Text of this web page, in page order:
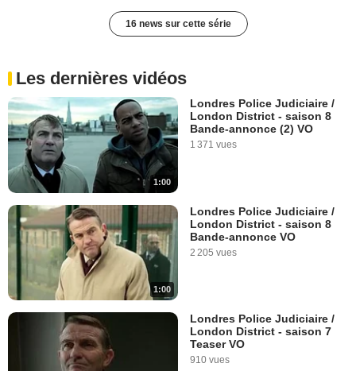
16 news sur cette série
Les dernières vidéos
1:00
Londres Police Judiciaire /
London District - saison 8
Bande-annonce (2) VO
1 371 vues
1:00
Londres Police Judiciaire /
London District - saison 8
Bande-annonce VO
2 205 vues
Londres Police Judiciaire /
London District - saison 7
Teaser VO
910 vues